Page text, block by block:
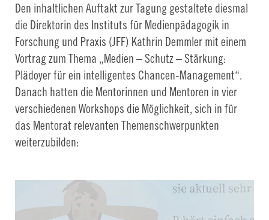
Den inhaltlichen Auftakt zur Tagung gestaltete diesmal
die Direktorin des Instituts für Medienpädagogik in
Forschung und Praxis (JFF) Kathrin Demmler mit einem
Vortrag zum Thema „Medien – Schutz – Stärkung:
Plädoyer für ein intelligentes Chancen-Management“.
Danach hatten die Mentorinnen und Mentoren in vier
verschiedenen Workshops die Möglichkeit, sich in für
das Mentorat relevanten Themenschwerpunkten
weiterzubilden: